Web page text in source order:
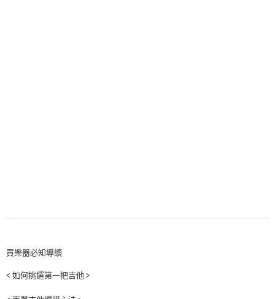
買樂器必知導讀
< 如何挑選第一把吉他 >